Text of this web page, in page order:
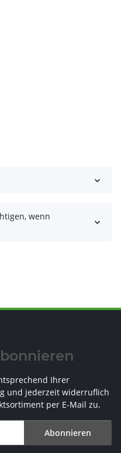
wenn
Ihrer
und jederzeit widerruflich
per E-Mail zu.
Abonnieren